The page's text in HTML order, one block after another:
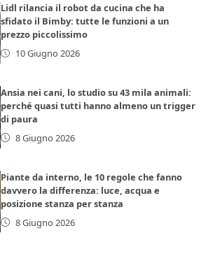
Lidl rilancia il robot da cucina che ha
sfidato il Bimby: tutte le funzioni a un
prezzo piccolissimo
10 Giugno 2026
Ansia nei cani, lo studio su 43 mila animali:
perché quasi tutti hanno almeno un trigger
di paura
8 Giugno 2026
Piante da interno, le 10 regole che fanno
davvero la differenza: luce, acqua e
posizione stanza per stanza
8 Giugno 2026